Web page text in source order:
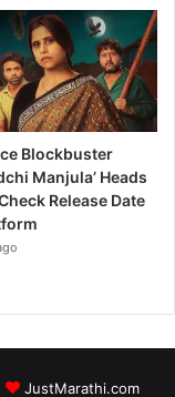
Blockbuster
Manjula’ Heads
Release Date
JustMarathi.com